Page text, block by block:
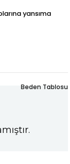
yansıma
Beden Tablosu